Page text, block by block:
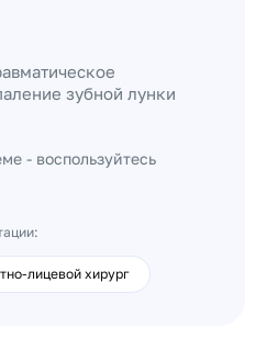
зубной лунки
- воспользуйтесь
лицевой хирург